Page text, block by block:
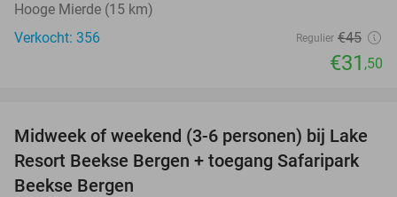
Hooge Mierde (15 km)
Verkocht: 356
Regulier €45
€31 ,50
53%
Midweek of weekend (3-6 personen) bij Lake
Resort Beekse Bergen + toegang Safaripark
Beekse Bergen